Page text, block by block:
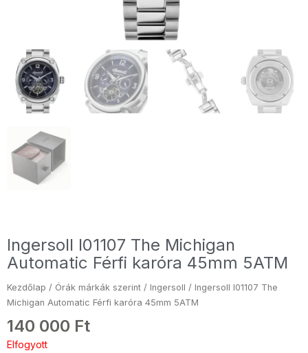
Ingersoll I01107 The Michigan
Automatic Férfi karóra 45mm 5ATM
Kezdőlap / Órák márkák szerint / Ingersoll / Ingersoll I01107 The
Michigan Automatic Férfi karóra 45mm 5ATM
140 000 Ft
Elfogyott